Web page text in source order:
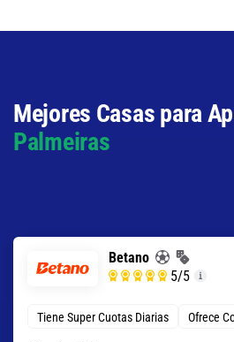
Mejores Casas para
Palmeiras
Betano
5/5
Tiene Super Cuotas Diarias Ofrece